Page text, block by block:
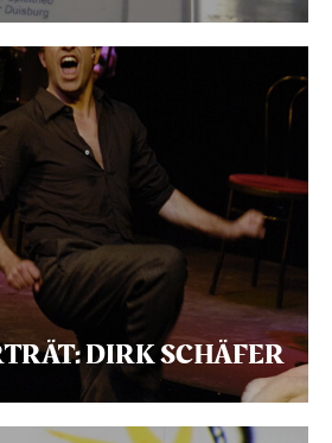
DIRK SCHÄFER